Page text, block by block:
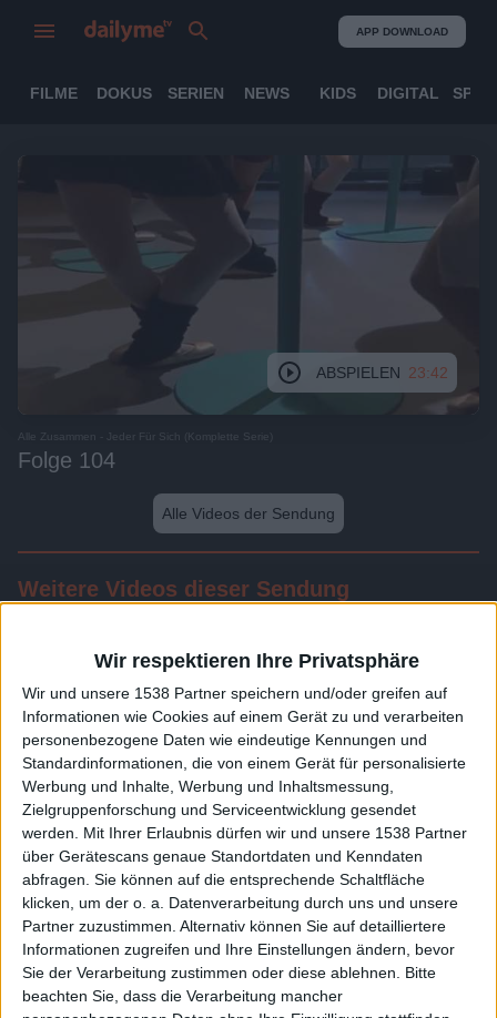
Wir respektieren Ihre Privatsphäre
Wir und unsere 1538 Partner speichern und/oder greifen auf
Informationen wie Cookies auf einem Gerät zu und verarbeiten
personenbezogene Daten wie eindeutige Kennungen und
Standardinformationen, die von einem Gerät für personalisierte
Werbung und Inhalte, Werbung und Inhaltsmessung,
Zielgruppenforschung und Serviceentwicklung gesendet
werden. Mit Ihrer Erlaubnis dürfen wir und unsere 1538 Partner
über Gerätescans genaue Standortdaten und Kenndaten
abfragen. Sie können auf die entsprechende Schaltfläche
klicken, um der o. a. Datenverarbeitung durch uns und unsere
Partner zuzustimmen. Alternativ können Sie auf detailliertere
Informationen zugreifen und Ihre Einstellungen ändern, bevor
Sie der Verarbeitung zustimmen oder diese ablehnen. Bitte
beachten Sie, dass die Verarbeitung mancher
APP DOWNLOAD
FILME DOKUS SERIEN NEWS KIDS DIGITAL
ABSPIELEN 23:42
Alle Zusammen - Jeder Für Sich (Komplette Serie)
Folge 104
Alle Videos der Sendung
Weitere Videos dieser Sendung
Folge 103